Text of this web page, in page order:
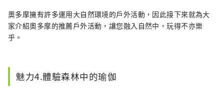
奧多摩擁有許多運用大自然環境的戶外活動，因此接下來就為大
家介紹奧多摩的推薦戶外活動，讓您融入自然中，玩得不亦樂
乎。
魅力4.體驗森林中的瑜伽